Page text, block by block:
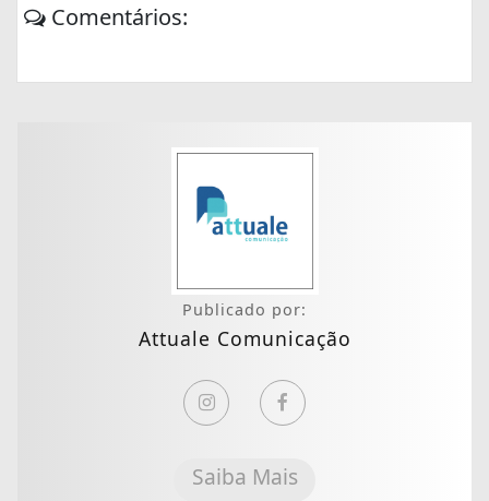
Comentários:
Publicado por:
Attuale Comunicação
Saiba Mais